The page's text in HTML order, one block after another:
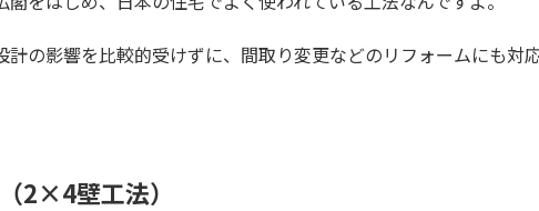
の影響を比較的受けずに、間取り変更などのリフォームにも対
2×4壁工法）